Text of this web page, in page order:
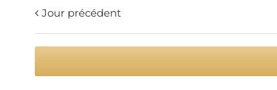
Jour précédent